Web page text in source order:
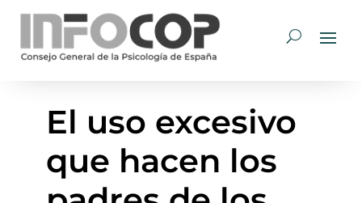
El uso excesivo
que hacen los